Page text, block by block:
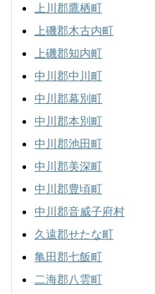
上川郡鷹栖町
上磯郡木古内町
上磯郡知内町
中川郡中川町
中川郡幕別町
中川郡本別町
中川郡池田町
中川郡美深町
中川郡豊頃町
中川郡音威子府村
久遠郡せたな町
亀田郡七飯町
二海郡八雲町